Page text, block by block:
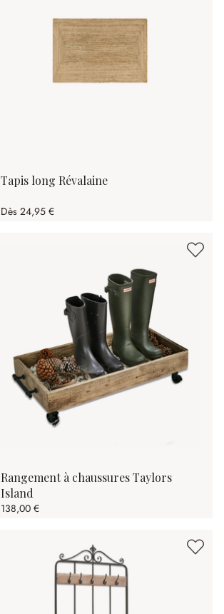
Tapis long Révalaine
Dès 24,95 €
Rangement à chaussures Taylors
Island
138,00 €